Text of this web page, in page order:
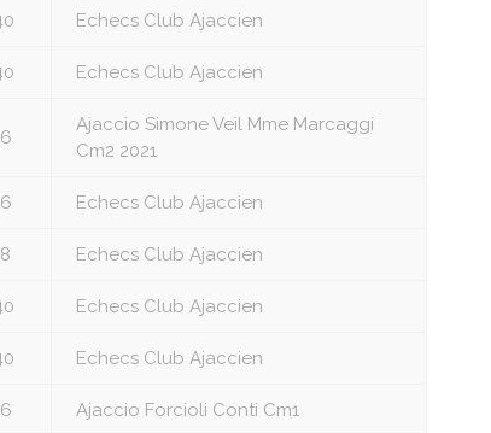
Echecs Club Ajaccien
Echecs Club Ajaccien
Ajaccio Simone Veil Mme Marcaggi
Cm2 2021
Echecs Club Ajaccien
Echecs Club Ajaccien
Echecs Club Ajaccien
Echecs Club Ajaccien
Ajaccio Forcioli Conti Cm1